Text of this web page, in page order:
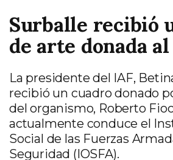
Surballe recibió
de arte donada
La presidente del IAF,
recibió un cuadro donado
del organismo, Roberto
actualmente conduce el
Social de las Fuerzas
Seguridad (IOSFA).